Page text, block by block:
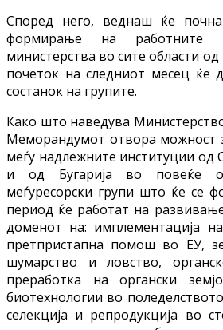
Според него, веднаш ќе
формирање на работните
министерства во сите области
почеток на следниот месец ќе
состанок на групите.
Како што наведува
Меморандумот отвора можност
меѓу надлежните институции од
и од Бугарија во повеќе
меѓуресорски групи што ќе се
период ќе работат на
доменот на: имплементација
претпристапна помош во ЕУ,
шумарство и ловство,
преработка на органски
биотехнологии во
селекција и репродукција во